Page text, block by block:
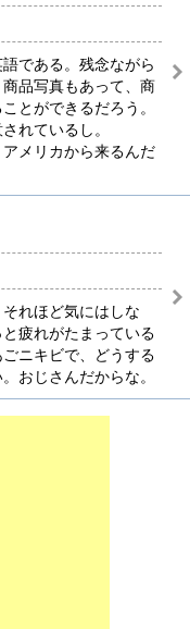
である。残念ながら
品写真もあって、商
とができるだろう。
れているし。
メリカから来るんだ
れほど気にはしな
疲れがたまっている
ニキビで、どうする
おじさんだからな。